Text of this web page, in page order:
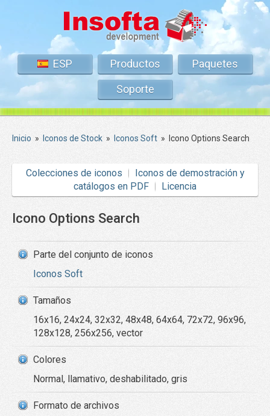
ESP Productos
Paquetes
Soporte
Inicio » Iconos de Stock » Iconos Soft » Icono Options Search
Colecciones de iconos
Iconos de demostración y
catálogos en PDF
Licencia
Icono Options Search
Parte del conjunto de iconos
Iconos Soft
Tamaños
16x16, 24x24, 32x32, 48x48, 64x64, 72x72, 96x96,
128x128, 256x256, vector
Colores
Normal, llamativo, deshabilitado, gris
Formato de archivos